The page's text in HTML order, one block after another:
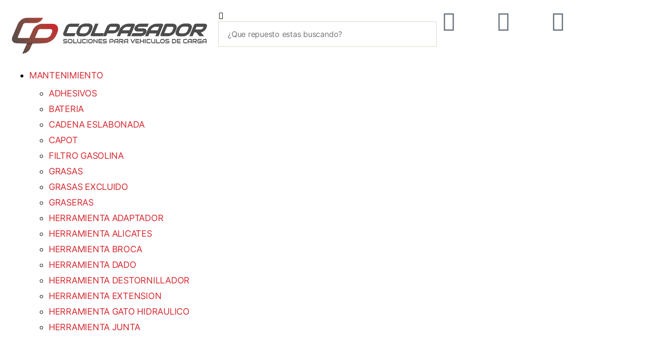
MANTENIMIENTO
ADHESIVOS
BATERIA
CADENA ESLABONADA
CAPOT
FILTRO GASOLINA
GRASAS
GRASAS EXCLUIDO
GRASERAS
HERRAMIENTA ADAPTADOR
HERRAMIENTA ALICATES
HERRAMIENTA BROCA
HERRAMIENTA DADO
HERRAMIENTA DESTORNILLADOR
HERRAMIENTA EXTENSION
HERRAMIENTA GATO HIDRAULICO
HERRAMIENTA JUNTA